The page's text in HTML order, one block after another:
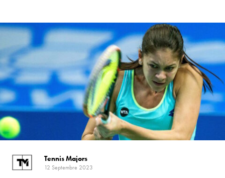
Tennis Majors
12 Septembre 2023